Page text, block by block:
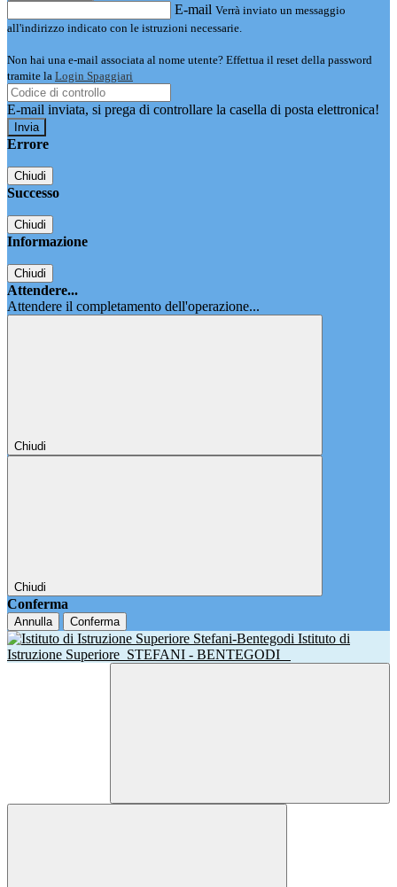
E-mail Verrà inviato un messaggio
all'indirizzo indicato con le istruzioni necessarie.
Non hai una e-mail associata al nome utente? Effettua il reset della password
tramite la Login Spaggiari
E-mail inviata, si prega di controllare la casella di posta elettronica!
Errore
Chiudi
Successo
Chiudi
Informazione
Chiudi
Attendere...
Attendere il completamento dell'operazione...
Chiudi
Chiudi
Conferma
Annulla Conferma
Istituto di
Istruzione Superiore STEFANI - BENTEGODI